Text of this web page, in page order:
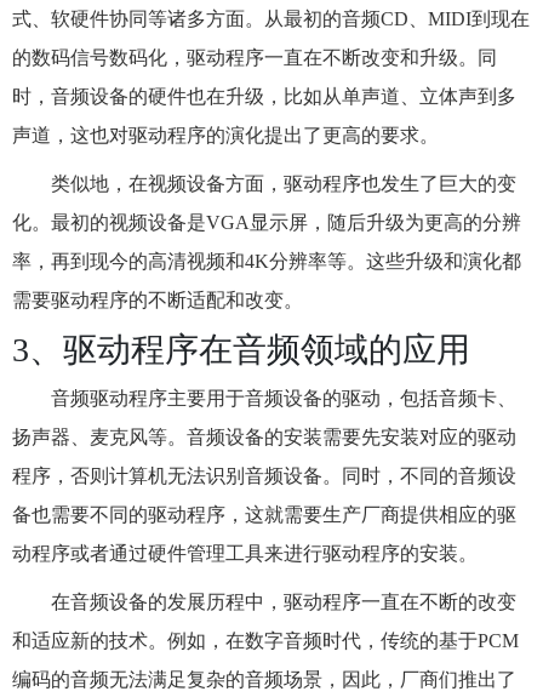
式、软硬件协同等诸多方面。从最初的音频CD、MIDI到现在
的数码信号数码化，驱动程序一直在不断改变和升级。同
时，音频设备的硬件也在升级，比如从单声道、立体声到多
声道，这也对驱动程序的演化提出了更高的要求。
类似地，在视频设备方面，驱动程序也发生了巨大的变
化。最初的视频设备是VGA显示屏，随后升级为更高的分辨
率，再到现今的高清视频和4K分辨率等。这些升级和演化都
需要驱动程序的不断适配和改变。
3、驱动程序在音频领域的应用
音频驱动程序主要用于音频设备的驱动，包括音频卡、
扬声器、麦克风等。音频设备的安装需要先安装对应的驱动
程序，否则计算机无法识别音频设备。同时，不同的音频设
备也需要不同的驱动程序，这就需要生产厂商提供相应的驱
动程序或者通过硬件管理工具来进行驱动程序的安装。
在音频设备的发展历程中，驱动程序一直在不断的改变
和适应新的技术。例如，在数字音频时代，传统的基于PCM
编码的音频无法满足复杂的音频场景，因此，厂商们推出了